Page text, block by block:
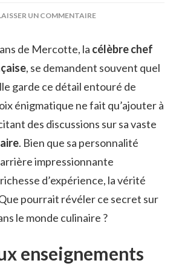
UN COMMENTAIRESUR
A
MERCOTTE
de Mercotte, la célèbre chef
, se demandent souvent quel
garde ce détail entouré de
énigmatique ne fait qu’ajouter à
des discussions sur sa vaste
. Bien que sa personnalité
impressionnante
d’expérience, la vérité
pourrait révéler ce secret sur
le monde culinaire ?
enseignements